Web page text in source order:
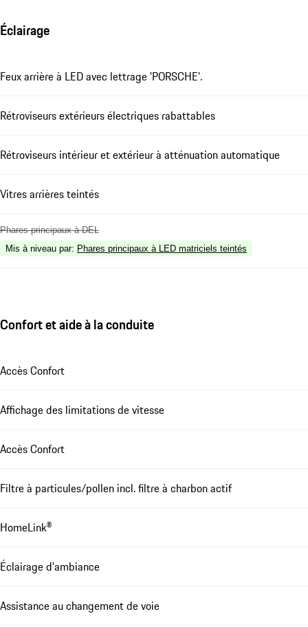
Éclairage
Feux arrière à LED avec lettrage 'PORSCHE'.
Rétroviseurs extérieurs électriques rabattables
Rétroviseurs intérieur et extérieur à atténuation automatique
Vitres arrières teintés
Phares principaux à DEL
Mis à niveau par: Phares principaux à LED matriciels teintés
Confort et aide à la conduite
Accès Confort
Affichage des limitations de vitesse
Accès Confort
Filtre à particules/pollen incl. filtre à charbon actif
HomeLink®
Éclairage d'ambiance
Assistance au changement de voie